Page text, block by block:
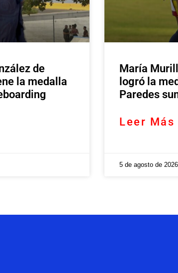
de
la medalla
María
logró la
Paredes
Leer Más
5 de agosto de 2026